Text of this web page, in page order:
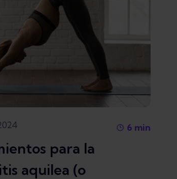
6 min
para la
aquilea (o